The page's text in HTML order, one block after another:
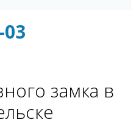
замка в